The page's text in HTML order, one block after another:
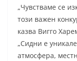
„Чувстваме се
този важен
казва Вигго
„Сидни е
атмосфера,